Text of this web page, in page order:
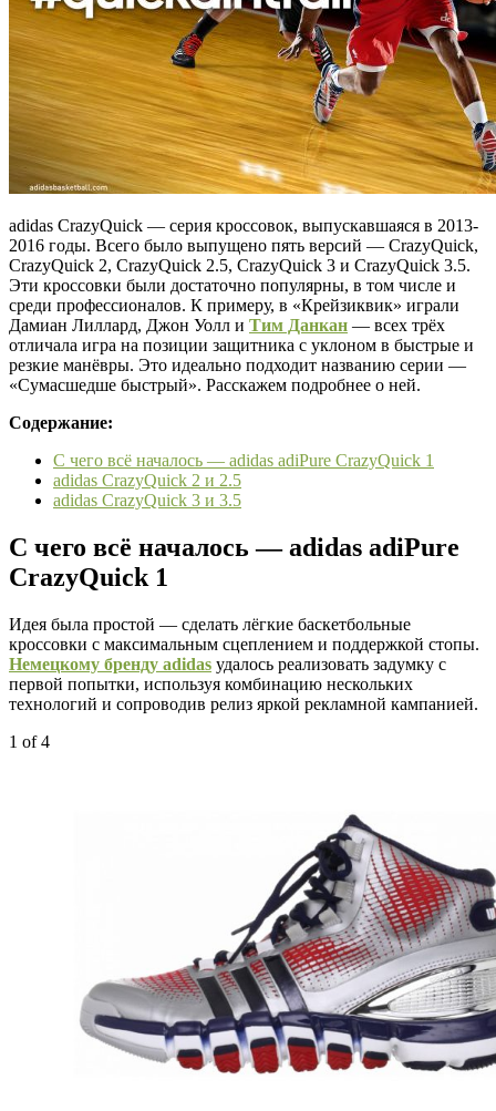
adidas CrazyQuick — серия кроссовок, выпускавшаяся в 2013-
2016 годы. Всего было выпущено пять версий — CrazyQuick,
CrazyQuick 2, CrazyQuick 2.5, CrazyQuick 3 и CrazyQuick 3.5.
Эти кроссовки были достаточно популярны, в том числе и
среди профессионалов. К примеру, в «Крейзиквик» играли
Дамиан Лиллард, Джон Уолл и Тим Данкан — всех трёх
отличала игра на позиции защитника с уклоном в быстрые и
резкие манёвры. Это идеально подходит названию серии —
«Сумасшедше быстрый». Расскажем подробнее о ней.
Содержание:
С чего всё началось — adidas adiPure CrazyQuick 1
adidas CrazyQuick 2 и 2.5
adidas CrazyQuick 3 и 3.5
С чего всё началось — adidas adiPure
CrazyQuick 1
Идея была простой — сделать лёгкие баскетбольные
кроссовки с максимальным сцеплением и поддержкой стопы.
Немецкому бренду adidas удалось реализовать задумку с
первой попытки, используя комбинацию нескольких
технологий и сопроводив релиз яркой рекламной кампанией.
1 of 4